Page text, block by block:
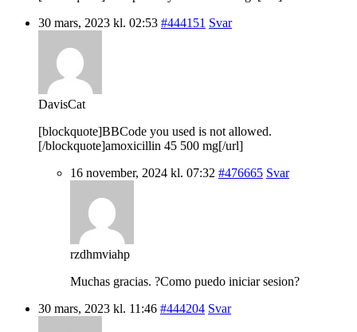
30 mars, 2023 kl. 02:53 #444151 Svar
DavisCat
[blockquote]BBCode you used is not allowed.
[/blockquote]amoxicillin 45 500 mg[/url]
16 november, 2024 kl. 07:32 #476665 Svar
rzdhmviahp
Muchas gracias. ?Como puedo iniciar sesion?
30 mars, 2023 kl. 11:46 #444204 Svar